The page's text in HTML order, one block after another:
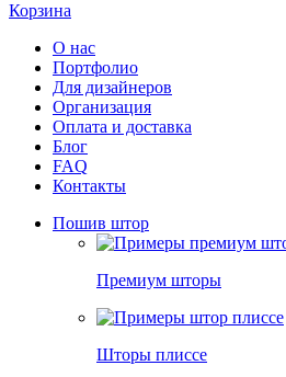
Корзина
О нас
Портфолио
Для дизайнеров
Организация
Оплата и доставка
Блог
FAQ
Контакты
Пошив штор
Премиум шторы
Шторы плиссе